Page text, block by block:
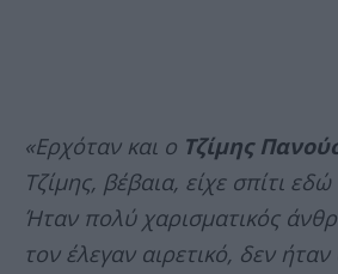
«Ερχόταν και ο Τζίμης
Τζίμης, βέβαια, είχε σπίτι
Ήταν πολύ χαρισματικός
τον έλεγαν αιρετικό, δεν ήταν